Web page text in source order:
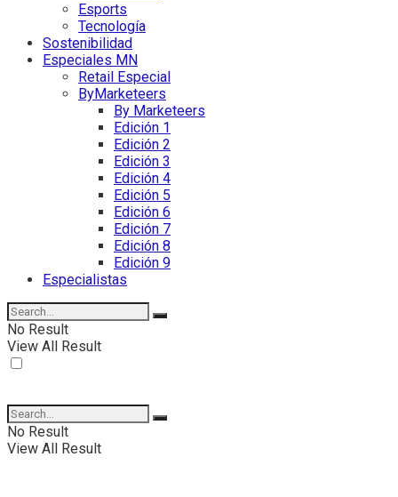
Esports
Tecnología
Sostenibilidad
Especiales MN
Retail Especial
ByMarketeers
By Marketeers
Edición 1
Edición 2
Edición 3
Edición 4
Edición 5
Edición 6
Edición 7
Edición 8
Edición 9
Especialistas
No Result
View All Result
No Result
View All Result